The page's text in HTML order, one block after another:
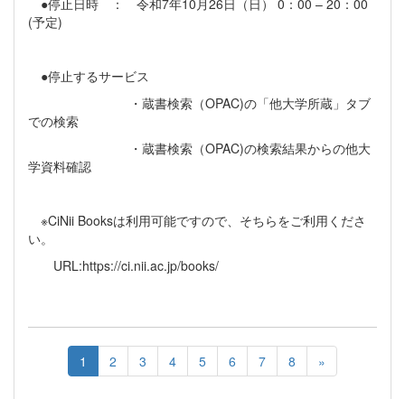
●停止日時 ： 令和7年10月26日（日） 0：00 – 20：00
(予定)
●停止するサービス
・蔵書検索（OPAC)の「他大学所蔵」タブ
での検索
・蔵書検索（OPAC)の検索結果からの他大
学資料確認
※CiNii Booksは利用可能ですので、そちらをご利用くださ
い。
URL:https://ci.nii.ac.jp/books/
1 2 3 4 5 6 7 8 »